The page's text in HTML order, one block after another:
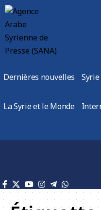
Dernières nouvelles Syrie
La Syrie et le Monde